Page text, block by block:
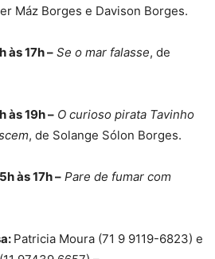
Máz Borges e Davison Borges.
às 17h – Se o mar falasse, de
às 19h – O curioso pirata Tavinho
, de Solange Sólon Borges.
às 17h – Pare de fumar com
Patricia Moura (71 9 9119-6823) e